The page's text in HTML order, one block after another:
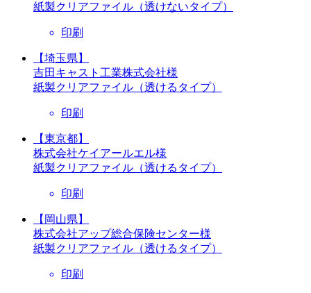
紙製クリアファイル（透けないタイプ）
印刷
【埼玉県】
吉田キャスト工業株式会社様
紙製クリアファイル（透けるタイプ）
印刷
【東京都】
株式会社ケイアールエル様
紙製クリアファイル（透けるタイプ）
印刷
【岡山県】
株式会社アップ総合保険センター様
紙製クリアファイル（透けるタイプ）
印刷